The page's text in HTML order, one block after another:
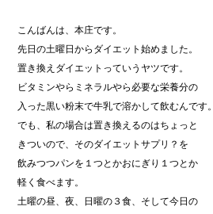
こんばんは、本庄です。
先日の土曜日からダイエット始めました。
置き換えダイエットっていうヤツです。
ビタミンやらミネラルやら必要な栄養分の
入った黒い粉末で牛乳で溶かして飲むんです。
でも、私の場合は置き換えるのはちょっと
きついので、そのダイエットサプリ？を
飲みつつパンを１つとかおにぎり１つとか
軽く食べます。
土曜の昼、夜、日曜の３食、そして今日の